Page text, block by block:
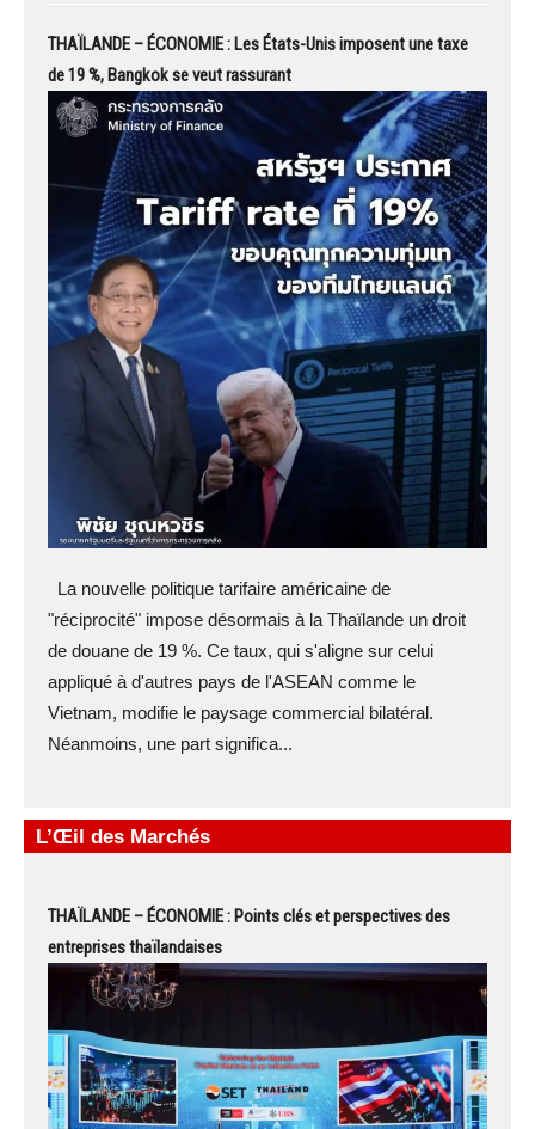
THAÏLANDE – ÉCONOMIE : Les États-Unis imposent une taxe
de 19 %, Bangkok se veut rassurant
La nouvelle politique tarifaire américaine de
"réciprocité" impose désormais à la Thaïlande un droit
de douane de 19 %. Ce taux, qui s'aligne sur celui
appliqué à d'autres pays de l'ASEAN comme le
Vietnam, modifie le paysage commercial bilatéral.
Néanmoins, une part significa...
L’Œil des Marchés
THAÏLANDE – ÉCONOMIE : Points clés et perspectives des
entreprises thaïlandaises